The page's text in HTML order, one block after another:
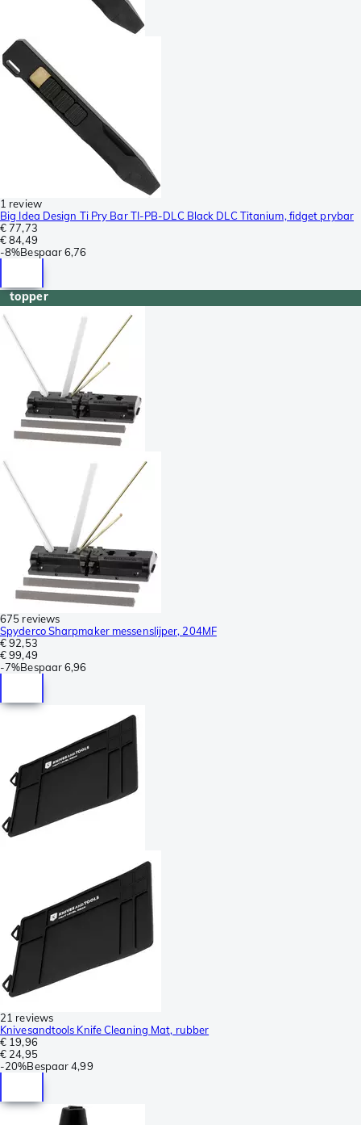
1 review
Big Idea Design Ti Pry Bar TI-PB-DLC Black DLC Titanium, fidget prybar
€ 77,73
€ 84,49
-8%Bespaar6,76
topper
675 reviews
Spyderco Sharpmaker messenslijper, 204MF
€ 92,53
€ 99,49
-7%Bespaar6,96
21 reviews
Knivesandtools Knife Cleaning Mat, rubber
€ 19,96
€ 24,95
-20%Bespaar 4,99